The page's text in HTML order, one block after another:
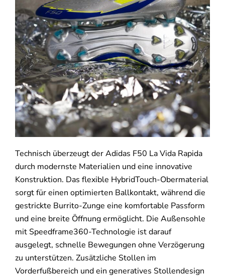
Technisch überzeugt der Adidas F50 La Vida Rapida
durch modernste Materialien und eine innovative
Konstruktion. Das flexible HybridTouch-Obermaterial
sorgt für einen optimierten Ballkontakt, während die
gestrickte Burrito-Zunge eine komfortable Passform
und eine breite Öffnung ermöglicht. Die Außensohle
mit Speedframe360-Technologie ist darauf
ausgelegt, schnelle Bewegungen ohne Verzögerung
zu unterstützen. Zusätzliche Stollen im
Vorderfußbereich und ein generatives Stollendesign